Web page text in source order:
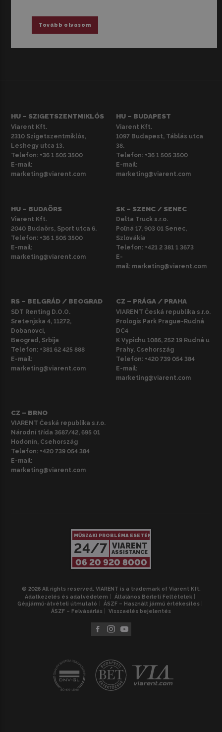
Tovább olvasom
HU – SZIGETSZENTMIKLÓS
Viarent Kft.
2310 Szigetszentmiklós,
Leshegy utca 13.
Telefon: +36 1 505 3500
E-mail:
marketing@viarent.com
HU – BUDAPEST
Viarent Kft.
1097 Budapest, Táblás utca
38.
Telefon: +36 1 505 3500
E-mail:
marketing@viarent.com
HU – BUDAÖRS
Viarent Kft.
2040 Budaörs, Sport utca 6.
Telefon: +36 1 505 3500
E-mail:
marketing@viarent.com
SK – SZENC / SENEC
Delta Truck s.r.o.
Poľná 17, 903 01 Senec,
Szlovákia
Telefon: +421 2 381 1 3673
E-
mail: marketing@viarent.com
RS – BELGRÁD / BEOGRAD
SDT Renting D.O.O.
Sretenjska 4, 11272,
Dobanovci,
Beograd, Srbija
Telefon: +381 62 425 888
E-mail:
marketing@viarent.com
CZ – PRÁGA / PRAHA
VIARENT Česká republika s.r.o.
Prologis Park Prague-Rudná
DC4
K Vypichu 1086, 252 19 Rudná u
Prahy, Csehország
Telefon: +420 739 054 384
E-mail:
marketing@viarent.com
CZ – BRNO
VIARENT Česká republika s.r.o.
Národní třída 3687/42, 695 01
Hodonín, Csehország
Telefon: +420 739 054 384
E-mail:
marketing@viarent.com
MŰSZAKI PROBLÉMA ESETÉN
24/7 VIARENT
ASSISTANCE
06 20 920 8000
© 2026 All rights reserved. VIARENT is a trademark of Viarent Kft.
Adatkezelés és adatvédelem
Általános Bérleti Feltételek
Gépjármű-átvételi útmutató
ÁSZF – Használt jármű értékesítés
ÁSZF – Felvásárlás
Visszaélés bejelentés